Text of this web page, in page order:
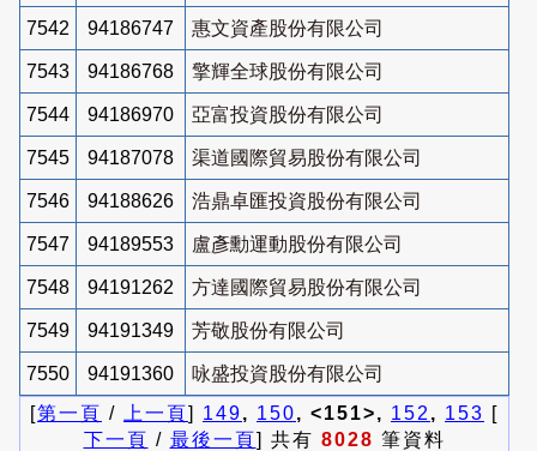
7542 94186747 惠文資產股份有限公司
7543 94186768 擎輝全球股份有限公司
7544 94186970 亞富投資股份有限公司
7545 94187078 渠道國際貿易股份有限公司
7546 94188626 浩鼎卓匯投資股份有限公司
7547 94189553 盧彥勳運動股份有限公司
7548 94191262 方達國際貿易股份有限公司
7549 94191349 芳敬股份有限公司
7550 94191360
咏盛投資股份有限公司
[第一頁 / 上一頁] 149, 150, <151>, 152 , 153 [
下一頁 / 最後一頁] 共有 8028 筆資料